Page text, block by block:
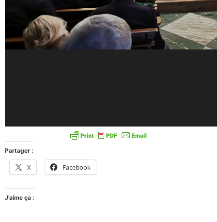
Partager :
X Facebook
J’aime ça :